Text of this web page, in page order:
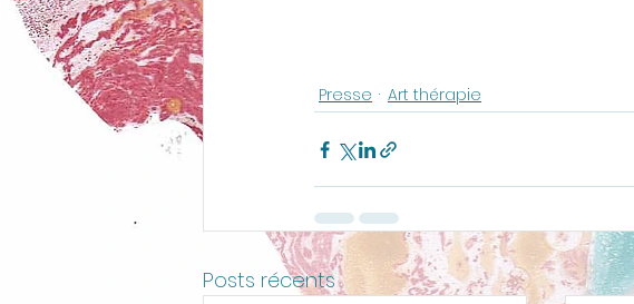
Presse Art thérapie
Posts récents